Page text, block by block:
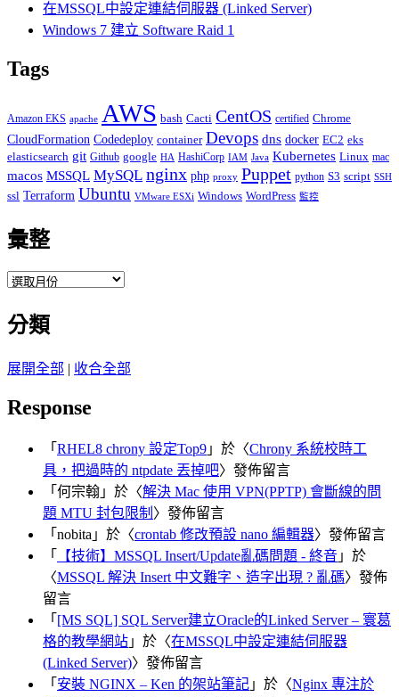
在MSSQL中設定連結伺服器 (Linked Server)
Windows 7 建立 Software Raid 1
Tags
Amazon EKS apache AWS bash Cacti CentOS certified Chrome
CloudFormation Codedeploy container Devops dns docker EC2 eks
elasticsearch git Github google HA HashiCorp IAM Java Kubernetes Linux mac
macos MSSQL MySQL nginx php proxy Puppet python S3 script SSH
ssl Terraform Ubuntu VMware ESXi Windows WordPress 監控
彙整
彙
分類
展開全部 | 收合全部
Response
「 RHEL8 chrony 設定Top9 」於〈Chrony 系統校時工
具，把過時的 ntpdate 丟掉吧〉發佈留言
「 何宗翰 」於〈解決 Mac 使用 VPN(PPTP) 會斷線的問
題 MTU 封包限制 〉發佈留言
「 nobita 」於〈crontab 修改預設 nano 編輯器〉發佈留言
「
【技術】MSSQL Insert/Update亂碼問題 - 終音 」於
〈MSSQL 解決 Insert 中文難字、造字出現 ? 亂碼〉發佈
留言
「 [MS SQL] SQL Server建立Oracle的Linked Server – 寰葛
格的教學網站 」於〈在MSSQL中設定連結伺服器
(Linked Server)〉發佈留言
「 安裝 NGINX – Ken 的架站筆記 」於〈Nginx 專注於